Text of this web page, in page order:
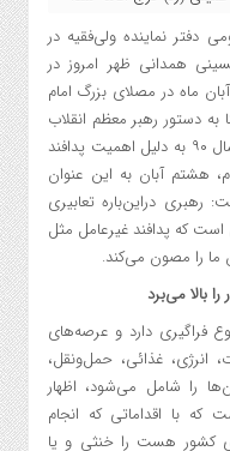
دفتر نماینده ولی‌فقیه در
همدانی ظهر امروز در
ماه در مصلای بزرگ امام
(ره) کرج بابیان اینکه در سال ۸۲ بنا به دستور رهبر معظم انقلاب
سازمان پدافند غیرعامل تشکیل شد؛ و از سال ۹۰ به دلیل اهمیت پدافند
هشتم آبان به این عنوان
دراین‌باره تعابیری
است که پدافند غیرعامل مثل
را مصون می‌کند.
بالا می‌برد
فراگیری دارد و عرصه‌های
انرژی، غذائی، حمل‌ونقل،
را شامل می‌شود، اظهار
که با اقداماتی که انجام
کشور هست را خنثی و یا